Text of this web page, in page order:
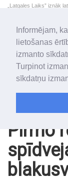
Informējam,
lietošanas
izmanto
Turpinot
sīkdatņu
„Latgales Laiks” iznāk
„Latgales Laiks”
2026. gada 9.
Svētdiena
Genovefa,
Pirmo